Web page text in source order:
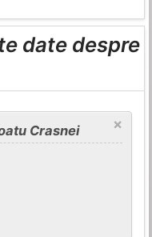
date despre
×
Crasnei